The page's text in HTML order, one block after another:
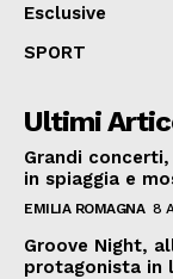
Esclusive
SPORT
Ultimi
Grandi
in spiaggia e
EMILIA ROMAGNA 8
Groove Night,
protagonista in